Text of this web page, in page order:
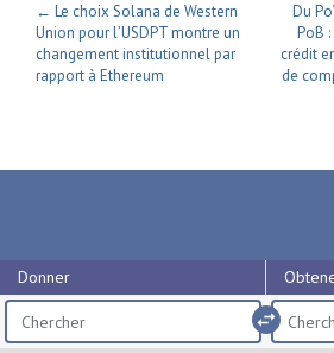
← Le choix Solana de Western
Union pour l’USDPT montre un
changement institutionnel par
rapport à Ethereum
Du
PoB
crédit
de
Donner
import_export